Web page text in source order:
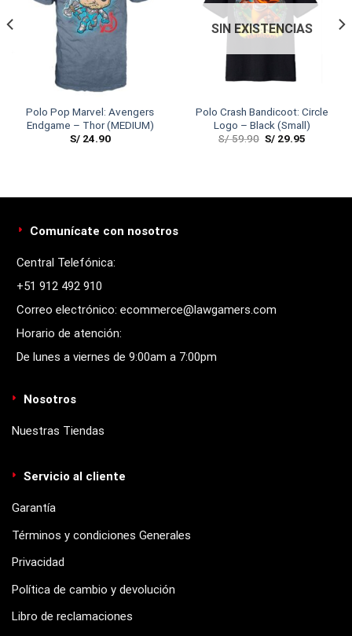
Polo Pop Marvel: Avengers
Endgame – Thor (MEDIUM)
S/24.90
SIN EXISTENCIAS
Polo Crash Bandicoot: Circle
Logo – Black (Small)
S/59.90 S/ 29.95
Comunícate con nosotros
Central Telefónica:
+51 912 492 910
Correo electrónico: ecommerce@lawgamers.com
Horario de atención:
De lunes a viernes de 9:00am a 7:00pm
Nosotros
Nuestras Tiendas
Servicio al cliente
Garantía
Términos y condiciones Generales
Privacidad
Política de cambio y devolución
Libro de reclamaciones